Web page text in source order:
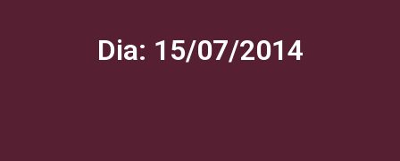
Dia: 15/07/2014